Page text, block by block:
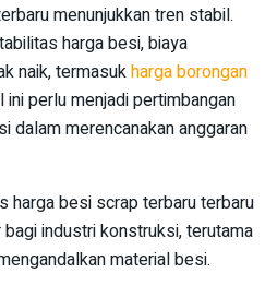
menunjukkan tren stabil.
harga besi, biaya
naik, termasukharga borongan
ini perlu menjadi pertimbangan
dalam merencanakan anggaran
harga besi scrap terbaru terbaru
industri konstruksi, terutama
material besi.